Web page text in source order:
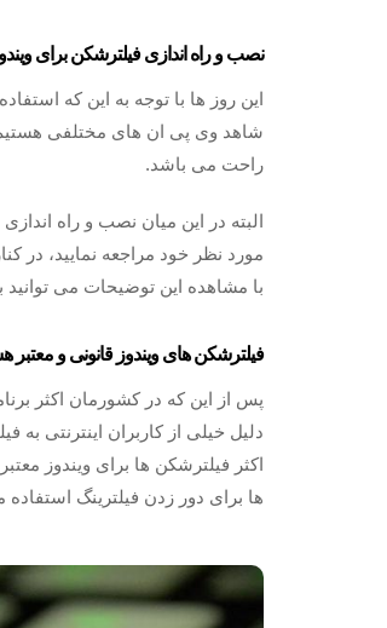
نصب و راه اندازی فیلترشکن برای
این روز ها با توجه به این که
شاهد وی پی ان های مختلفی هستیم.
راحت می باشد.
البته در این میان نصب و راه
مورد نظر خود مراجعه نمایید، در
با مشاهده این توضیحات می توانید
فیلترشکن های ویندوز قانونی و معتبر
پس از این که در کشورمان اکثر
دلیل خیلی از کاربران اینترنتی به
اکثر فیلترشکن ها برای ویندوز
ها برای دور زدن فیلترینگ استفاده